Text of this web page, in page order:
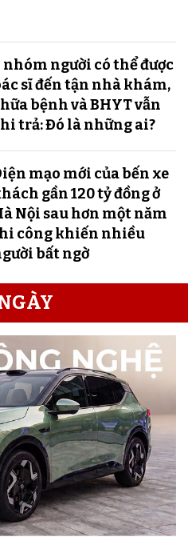
nhóm người có thể được
sĩ đến tận nhà khám,
bệnh và BHYT vẫn
trả: Đó là những ai?
mạo mới của bến xe
gần 120 tỷ đồng ở
Nội sau hơn một năm
công khiến nhiều
bất ngờ